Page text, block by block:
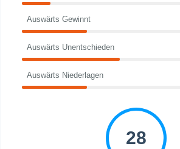
Auswärts Gewinnt
Auswärts Unentschieden
Auswärts Niederlagen
28